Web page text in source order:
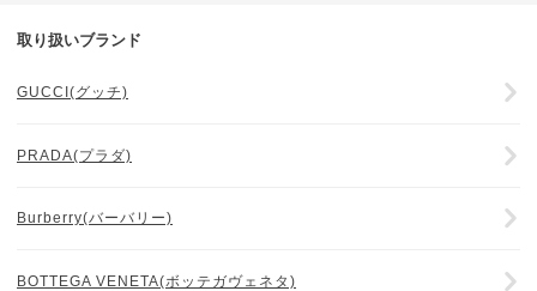
取り扱いブランド
GUCCI(グッチ)
PRADA(プラダ)
Burberry(バーバリー)
BOTTEGA VENETA(ボッテガヴェネタ)